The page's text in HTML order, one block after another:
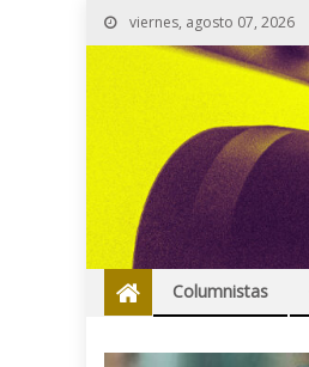
viernes, agosto 07, 2026
Columnistas